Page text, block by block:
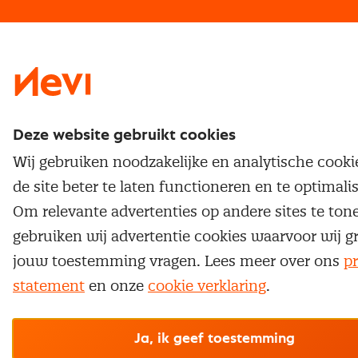
Traineeship
Nevi 2
Deze website gebruikt cookies
Wij gebruiken noodzakelijke en analytische
de site beter te laten functioneren en te
Om relevante advertenties op andere sites te
gebruiken wij advertentie cookies waarvoor wij
jouw toestemming vragen. Lees meer over ons
statement en onze cookie verklaring.
Ja, ik geef toestemming